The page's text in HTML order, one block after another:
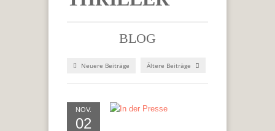
BLOG
Neuere Beiträge Ältere Beiträge
NOV.
02